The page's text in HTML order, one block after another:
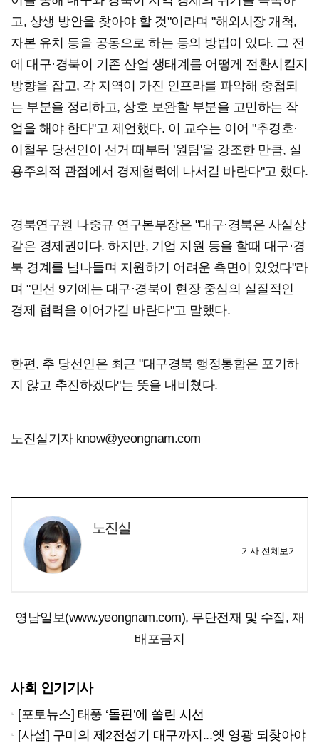
고, 상생 방안을 찾아야 할 것"이라며 "해외시장 개척,
자본 유치 등을 공동으로 하는 등의 방법이 있다. 그 전
에 대구·경북이 기존 산업 생태계를 어떻게 전환시킬지
방향을 잡고, 각 지역이 가진 인프라를 파악해 중첩되
는 부분을 정리하고, 상호 보완할 부분을 고민하는 작
업을 해야 한다"고 제언했다. 이 교수는 이어 "추경호·
이철우 당선인이 선거 때부터 '원팀'을 강조한 만큼, 실
용주의적 관점에서 경제협력에 나서길 바란다"고 했다.
경북연구원 나중규 연구본부장은 "대구·경북은 사실상
같은 경제권이다. 하지만, 기업 지원 등을 할때 대구·경
북 경계를 넘나들며 지원하기 어려운 측면이 있었다"라
며 "민선 9기에는 대구·경북이 현장 중심의 실질적인
경제 협력을 이어가길 바란다"고 말했다.
한편, 추 당선인은 최근 "대구경북 행정통합은 포기하
지 않고 추진하겠다"는 뜻을 내비쳤다.
노진실기자 know@yeongnam.com
노진실
기사 전체보기
영남일보(www.yeongnam.com), 무단전재 및 수집, 재
배포금지
사회 인기기사
[포토뉴스] 태풍 ‘돌핀’에 쏠린 시선
[사설] 구미의 제2전성기 대구까지...옛 영광 되찾아야